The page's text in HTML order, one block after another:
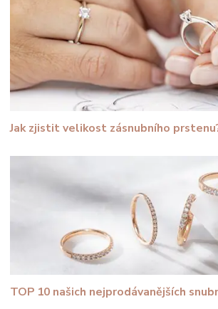
Jak zjistit velikost zásnubního
TOP 10 našich nejprodávanějších